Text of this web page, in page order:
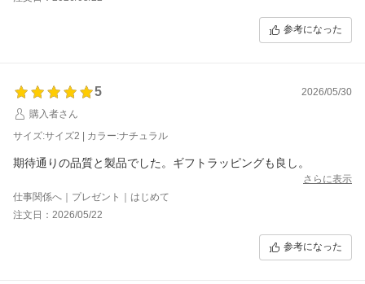
参考になった
5
2026/05/30
購入者さん
サイズ:サイズ2 | カラー:ナチュラル
期待通りの品質と製品でした。ギフトラッピングも良し。
さらに表示
仕事関係へ｜プレゼント｜はじめて
注文日：2026/05/22
参考になった